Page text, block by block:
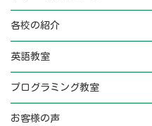
各校の紹介
英語教室
プログラミング教室
お客様の声